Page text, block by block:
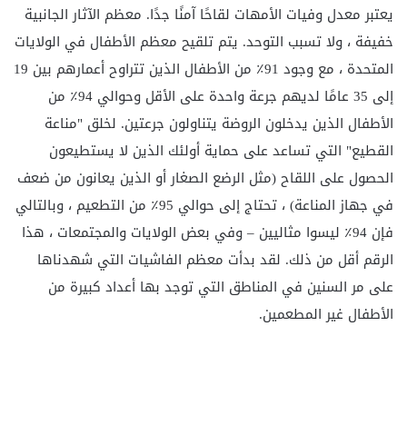
يعتبر معدل وفيات الأمهات لقاحًا آمنًا جدًا. معظم الآثار الجانبية
خفيفة ، ولا تسبب التوحد. يتم تلقيح معظم الأطفال في الولايات
المتحدة ، مع وجود 91٪ من الأطفال الذين تتراوح أعمارهم بين 19
إلى 35 عامًا لديهم جرعة واحدة على الأقل وحوالي 94٪ من
الأطفال الذين يدخلون الروضة يتناولون جرعتين. لخلق "مناعة
القطيع" التي تساعد على حماية أولئك الذين لا يستطيعون
الحصول على اللقاح (مثل الرضع الصغار أو الذين يعانون من ضعف
في جهاز المناعة) ، تحتاج إلى حوالي 95٪ من التطعيم ، وبالتالي
فإن 94٪ ليسوا مثاليين – وفي بعض الولايات والمجتمعات ، هذا
الرقم أقل من ذلك. لقد بدأت معظم الفاشيات التي شهدناها
على مر السنين في المناطق التي توجد بها أعداد كبيرة من
الأطفال غير المطعمين.